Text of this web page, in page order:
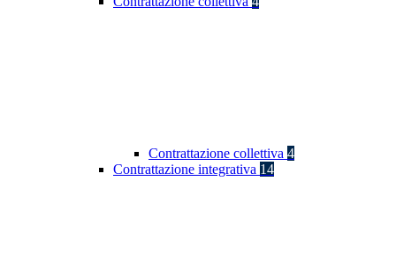
Contrattazione collettiva 4
Contrattazione integrativa 14